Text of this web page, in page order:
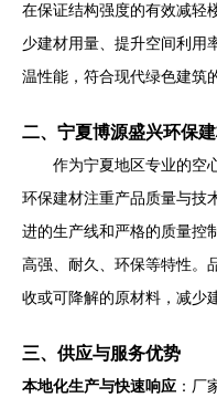
在保证结构强度的有效减轻
少建材用量、提升空间利用
温性能，符合现代绿色建筑
二、宁夏博源盛兴环保
作为宁夏地区专业的空
环保建材注重产品质量与技
进的生产线和严格的质量控
高强、耐久、环保等特性。
收或可降解的原材料，减少
三、供应与服务优势
本地化生产与快速响应 ：厂